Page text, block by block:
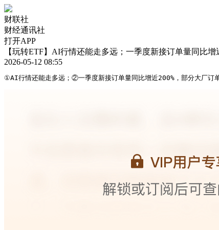
财联社
财经通讯社
打开APP
【玩转ETF】AI行情还能走多远；一季度新接订单量同比
2026-05-12 08:55
①AI行情还能走多远；②一季度新接订单量同比增近200%，部分大厂